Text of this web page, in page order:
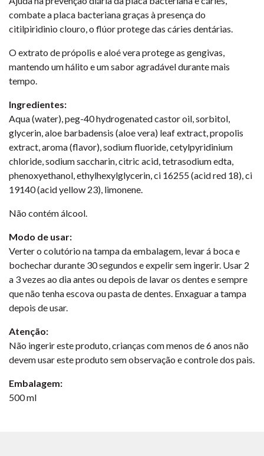
combate a placa bacteriana graças à presença do
citilpiridinio clouro, o flúor protege das cáries dentárias.
O extrato de própolis e aloé vera protege as gengivas,
mantendo um hálito e um sabor agradável durante mais
tempo.
Ingredientes:
Aqua (water), peg-40 hydrogenated castor oil, sorbitol,
glycerin, aloe barbadensis (aloe vera) leaf extract, propolis
extract, aroma (flavor), sodium fluoride, cetylpyridinium
chloride, sodium saccharin, citric acid, tetrasodium edta,
phenoxyethanol, ethylhexylglycerin, ci 16255 (acid red 18), ci
19140 (acid yellow 23), limonene.
Não contém álcool.
Modo de usar:
Verter o colutório na tampa da embalagem, levar á boca e
bochechar durante 30 segundos e expelir sem ingerir. Usar 2
a 3 vezes ao dia antes ou depois de lavar os dentes e sempre
que não tenha escova ou pasta de dentes. Enxaguar a tampa
depois de usar.
Atenção:
Não ingerir este produto, crianças com menos de 6 anos não
devem usar este produto sem observação e controle dos pais.
Embalagem:
500 ml